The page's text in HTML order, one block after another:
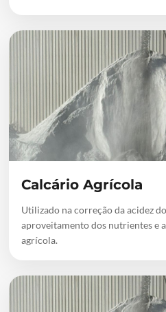
Calcário Agrícola
Utilizado na correção da acidez
aproveitamento dos nutrientes e
agrícola.